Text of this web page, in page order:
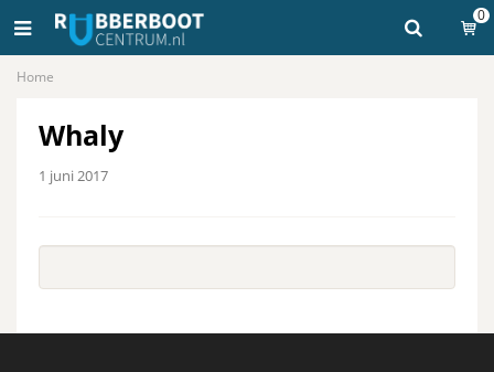
0
Home
Whaly
1 juni 2017